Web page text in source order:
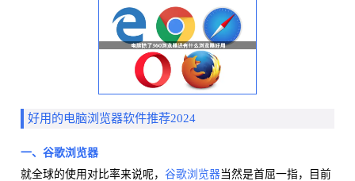
好用的电脑浏览器软件推荐2024
一、谷歌浏览器
就全球的使用对比率来说呢， 谷歌浏览器当然是首屈一指，目前